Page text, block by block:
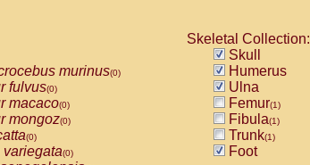
murinus(0)
fulvus(0)
macaco(0)
mongoz(0)
(0)
variegata(0)
Skeletal Collection:
Skull
Humerus
Ulna
Femur(1)
Fibula(1)
Trunk(1)
Foot